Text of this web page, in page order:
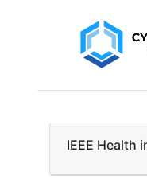
IEEE Health